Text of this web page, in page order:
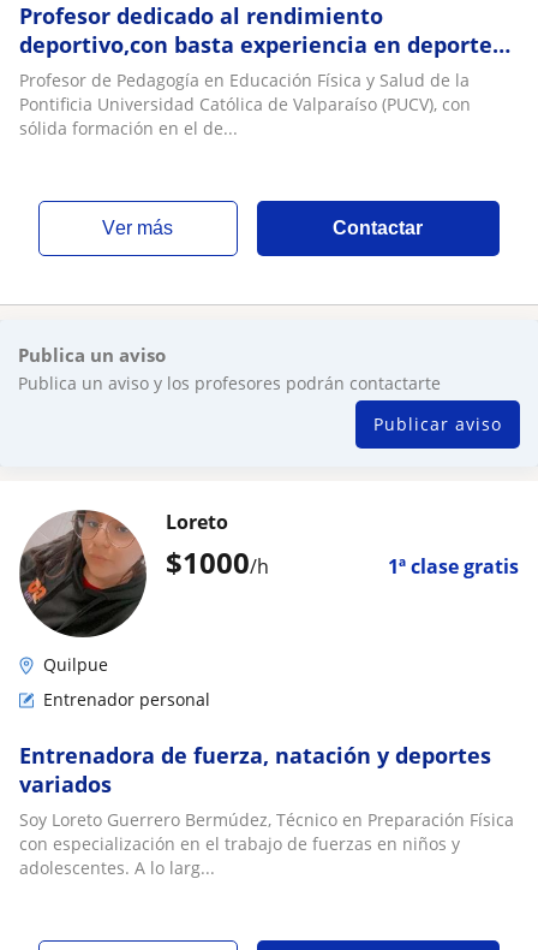
Profesor dedicado al rendimiento
deportivo,con basta experiencia en deportes
colectivos
Profesor de Pedagogía en Educación Física y Salud de la
Pontificia Universidad Católica de Valparaíso (PUCV), con
sólida formación en el de...
ver más Contactar
Publica un aviso
Publica un aviso y los profesores podrán contactarte
Publicar aviso
$1000/h 1ª clase gratis
Loreto
Quilpue
Entrenador personal
Entrenadora de fuerza, natación y deportes
variados
Soy Loreto Guerrero Bermúdez, Técnico en Preparación Física
con especialización en el trabajo de fuerzas en niños y
adolescentes. A lo larg...